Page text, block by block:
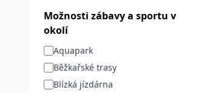
Možnosti zábavy a sportu v
okolí
Aquapark
Běžkařské trasy
Blízká jízdárna